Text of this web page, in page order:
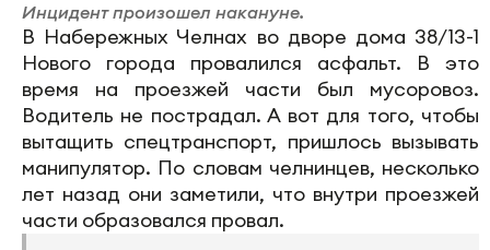
Инцидент произошел накануне.
В Набережных Челнах во дворе дома 38/13-1
Нового города провалился асфальт. В это
время на проезжей части был мусоровоз.
Водитель не пострадал. А вот для того, чтобы
вытащить спецтранспорт, пришлось вызывать
манипулятор. По словам челнинцев, несколько
лет назад они заметили, что внутри проезжей
части образовался провал.